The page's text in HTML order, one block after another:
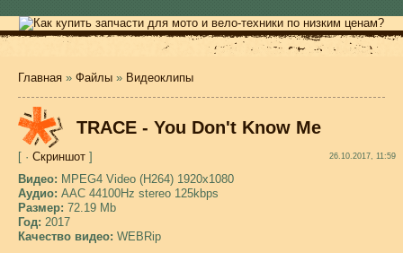
Главная » Файлы » Видеоклипы
TRACE - You Don't Know Me
[ · Скриншот ] 26.10.2017, 11:59
Видео: MPEG4 Video (H264) 1920x1080
Аудио: AAC 44100Hz stereo 125kbps
Размер: 72.19 Mb
Год: 2017
Качество видео: WEBRip